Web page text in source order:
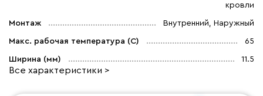
кровли
Монтаж Внутренний, Наружный
Макс. рабочая температура (C) 65
Ширина (мм) 11.5
Все характеристики >